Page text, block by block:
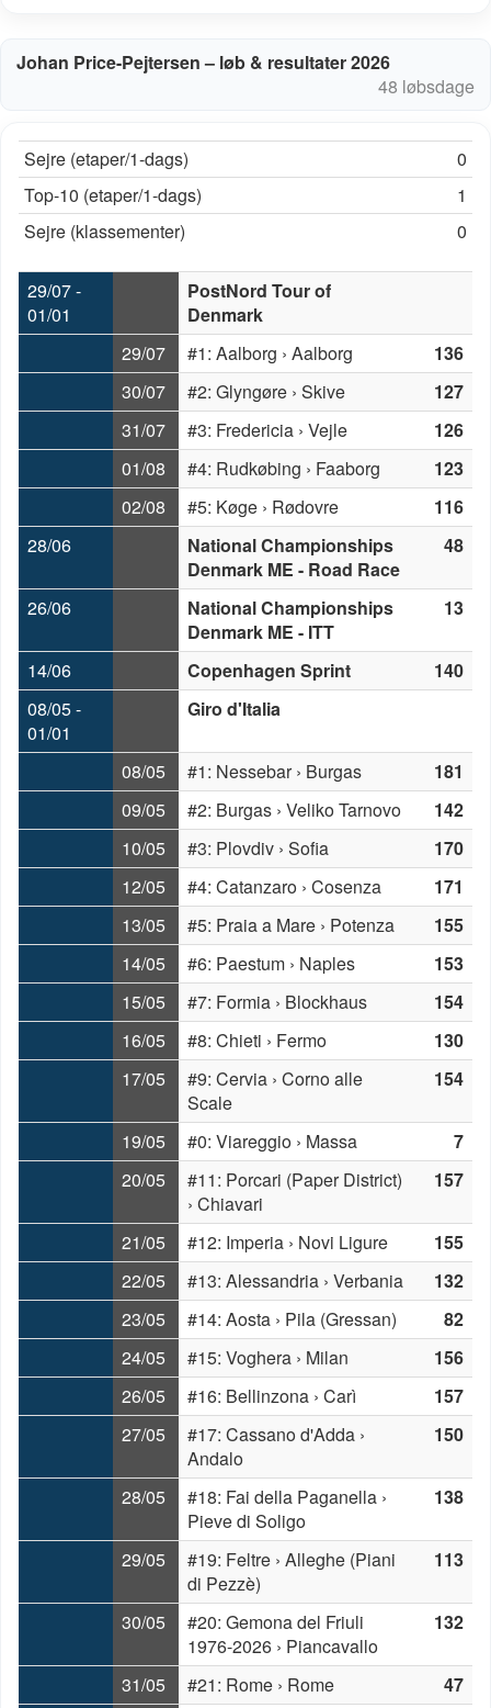
Johan Price-Pejtersen – løb & resultater 2026
48 løbsdage
Sejre (etaper/1-dags)
0
Top-10 (etaper/1-dags)
1
Sejre (klassementer)
0
29/07 -
01/01
PostNord Tour of
Denmark
29/07
#1: Aalborg › Aalborg
136
30/07
#2: Glyngøre › Skive
127
31/07
#3: Fredericia › Vejle
126
01/08
#4: Rudkøbing › Faaborg
123
02/08
#5: Køge › Rødovre
116
28/06
National Championships
Denmark ME - Road Race
48
26/06
National Championships
Denmark ME - ITT
13
14/06 Copenhagen Sprint
140
08/05 -
01/01
Giro d'Italia
08/05 #1: Nessebar › Burgas
181
09/05
#2: Burgas › Veliko Tarnovo
142
10/05
#3: Plovdiv › Sofia
170
12/05
#4: Catanzaro › Cosenza
171
13/05
#5: Praia a Mare › Potenza
155
14/05
#6: Paestum › Naples
153
15/05
#7: Formia › Blockhaus
154
16/05
#8: Chieti › Fermo
130
17/05
#9: Cervia › Corno alle
Scale
154
19/05 #0: Viareggio › Massa
7
20/05
#11: Porcari (Paper District)
› Chiavari
157
21/05 #12: Imperia › Novi Ligure
155
22/05
#13: Alessandria › Verbania
132
23/05
#14: Aosta › Pila (Gressan)
82
24/05
#15: Voghera › Milan
156
26/05
#16: Bellinzona › Carì
157
27/05
#17: Cassano d'Adda ›
Andalo
150
28/05
#18: Fai della Paganella ›
Pieve di Soligo
138
29/05
#19: Feltre › Alleghe (Piani
di Pezzè)
113
30/05
#20: Gemona del Friuli
1976-2026 › Piancavallo
132
31/05 #21: Rome › Rome
47